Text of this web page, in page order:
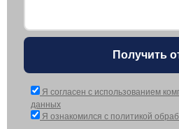
Получить
Я согласен с использованием
данных
Я ознакомился с политикой